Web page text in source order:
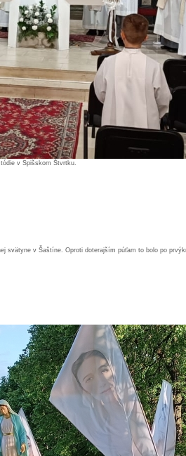
v Spišskom Štvrtku.
svätyne v Šaštíne. Oproti doterajším púťam to bolo po